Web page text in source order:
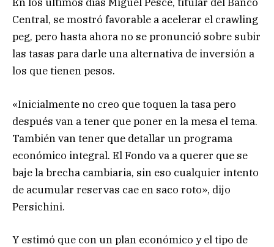
En los últimos días Miguel Pesce, titular del Banco
Central, se mostró favorable a acelerar el crawling
peg, pero hasta ahora no se pronunció sobre subir
las tasas para darle una alternativa de inversión a
los que tienen pesos.
«Inicialmente no creo que toquen la tasa pero
después van a tener que poner en la mesa el tema.
También van tener que detallar un programa
económico integral. El Fondo va a querer que se
baje la brecha cambiaria, sin eso cualquier intento
de acumular reservas cae en saco roto», dijo
Persichini.
Y estimó que con un plan económico y el tipo de